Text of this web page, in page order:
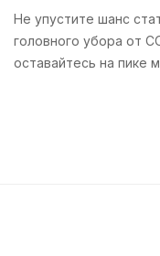
Не упустите шанс
головного убора от
оставайтесь на пике